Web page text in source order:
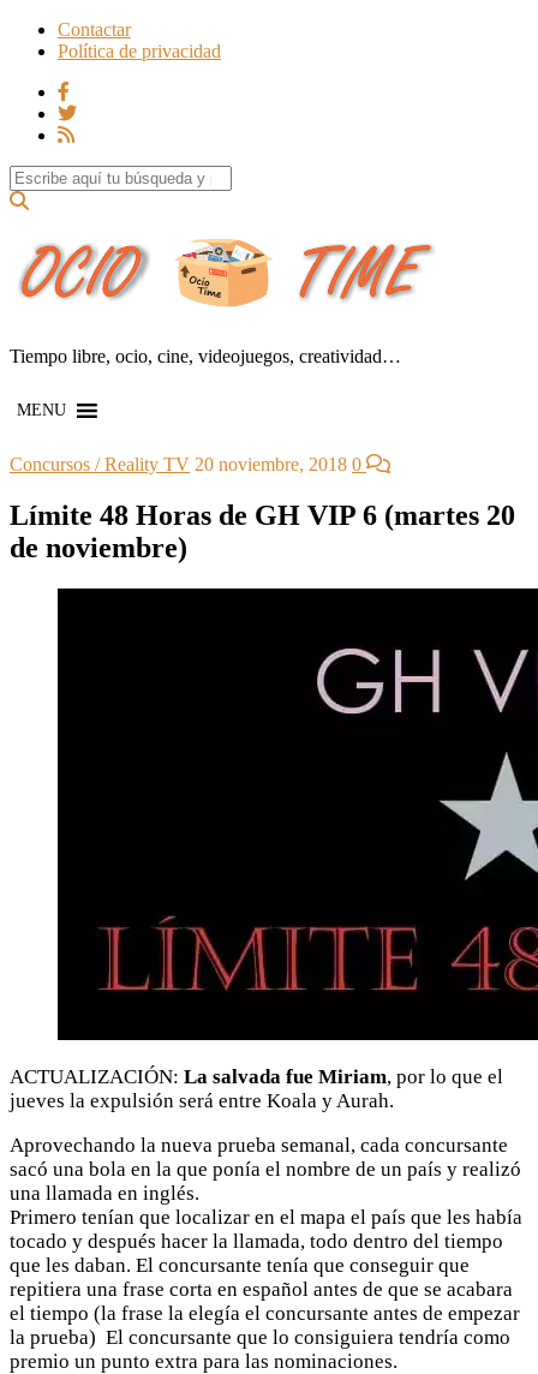
Contactar
Política de privacidad
Search for:
Tiempo libre, ocio, cine, videojuegos, creatividad…
MENU
Concursos / Reality TV 20 noviembre, 2018 0
Límite 48 Horas de GH VIP 6 (martes 20
de noviembre)
ACTUALIZACIÓN: La salvada fue Miriam, por lo que el
jueves la expulsión será entre Koala y Aurah.
Aprovechando la nueva prueba semanal, cada concursante
sacó una bola en la que ponía el nombre de un país y realizó
una llamada en inglés.
Primero tenían que localizar en el mapa el país que les había
tocado y después hacer la llamada, todo dentro del tiempo
que les daban. El concursante tenía que conseguir que
repitiera una frase corta en español antes de que se acabara
el tiempo (la frase la elegía el concursante antes de empezar
la prueba) El concursante que lo consiguiera tendría como
premio un punto extra para las nominaciones.